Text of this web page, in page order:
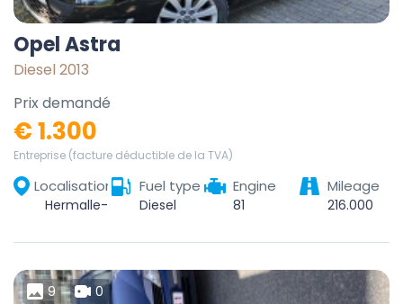
Opel Astra
Diesel 2013
Prix demandé
€ 1.300
Entreprise (facture déductible de la TVA)
Localisation Fuel type
Diesel
Engine
81
Mileage
216.000
9 0